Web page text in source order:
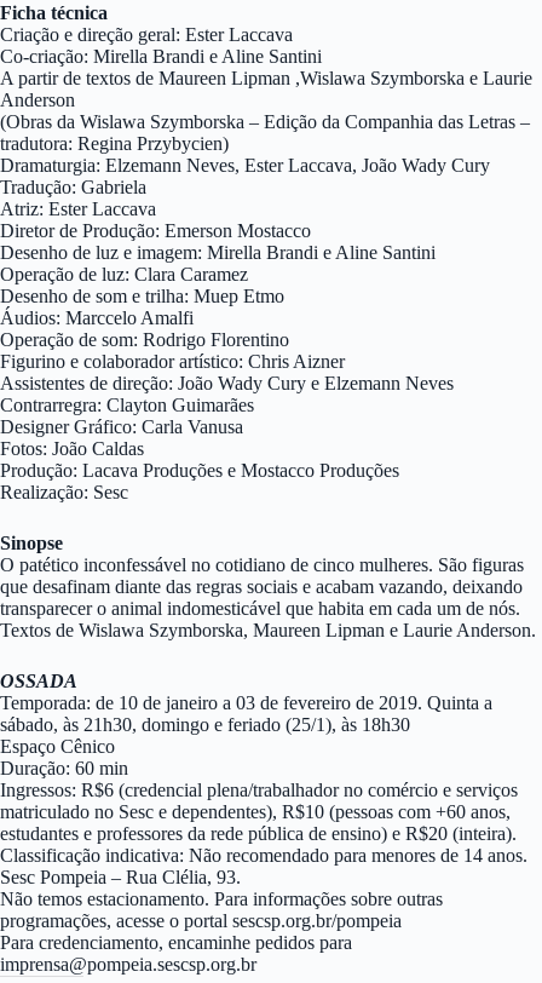
Ficha técnica
Criação e direção geral: Ester Laccava
Co-criação: Mirella Brandi e Aline Santini
A partir de textos de Maureen Lipman ,Wislawa Szymborska e Laurie
Anderson
(Obras da Wislawa Szymborska – Edição da Companhia das Letras –
tradutora: Regina Przybycien)
Dramaturgia: Elzemann Neves, Ester Laccava, João Wady Cury
Tradução: Gabriela
Atriz: Ester Laccava
Diretor de Produção: Emerson Mostacco
Desenho de luz e imagem: Mirella Brandi e Aline Santini
Operação de luz: Clara Caramez
Desenho de som e trilha: Muep Etmo
Áudios: Marccelo Amalfi
Operação de som: Rodrigo Florentino
Figurino e colaborador artístico: Chris Aizner
Assistentes de direção: João Wady Cury e Elzemann Neves
Contrarregra: Clayton Guimarães
Designer Gráfico: Carla Vanusa
Fotos: João Caldas
Produção: Lacava Produções e Mostacco Produções
Realização: Sesc
Sinopse
O patético inconfessável no cotidiano de cinco mulheres. São figuras
que desafinam diante das regras sociais e acabam vazando, deixando
transparecer o animal indomesticável que habita em cada um de nós.
Textos de Wislawa Szymborska, Maureen Lipman e Laurie Anderson.
OSSADA
Temporada: de 10 de janeiro a 03 de fevereiro de 2019. Quinta a
sábado, às 21h30, domingo e feriado (25/1), às 18h30
Espaço Cênico
Duração: 60 min
Ingressos: R$6 (credencial plena/trabalhador no comércio e serviços
matriculado no Sesc e dependentes), R$10 (pessoas com +60 anos,
estudantes e professores da rede pública de ensino) e R$20 (inteira).
Classificação indicativa: Não recomendado para menores de 14 anos.
Sesc Pompeia – Rua Clélia, 93.
Não temos estacionamento. Para informações sobre outras
programações, acesse o portal sescsp.org.br/pompeia
Para credenciamento, encaminhe pedidos para
imprensa@pompeia.sescsp.org.br